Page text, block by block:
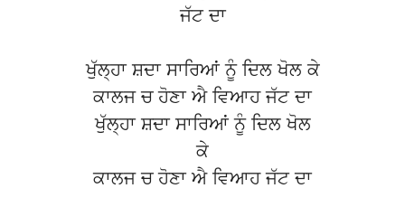
ਜੱਟ ਦਾ
ਖੁੱਲ੍ਹਾ ਸ਼ਦਾ ਸਾਰਿਆਂ ਨੂੰ ਦਿਲ ਖੋਲ ਕੇ
ਕਾਲਜ ਚ ਹੋਣਾ ਐ ਵਿਆਹ ਜੱਟ ਦਾ
ਖੁੱਲ੍ਹਾ ਸ਼ਦਾ ਸਾਰਿਆਂ ਨੂੰ ਦਿਲ ਖੋਲ
ਕੇ
ਕਾਲਜ ਚ ਹੋਣਾ ਐ ਵਿਆਹ ਜੱਟ ਦਾ